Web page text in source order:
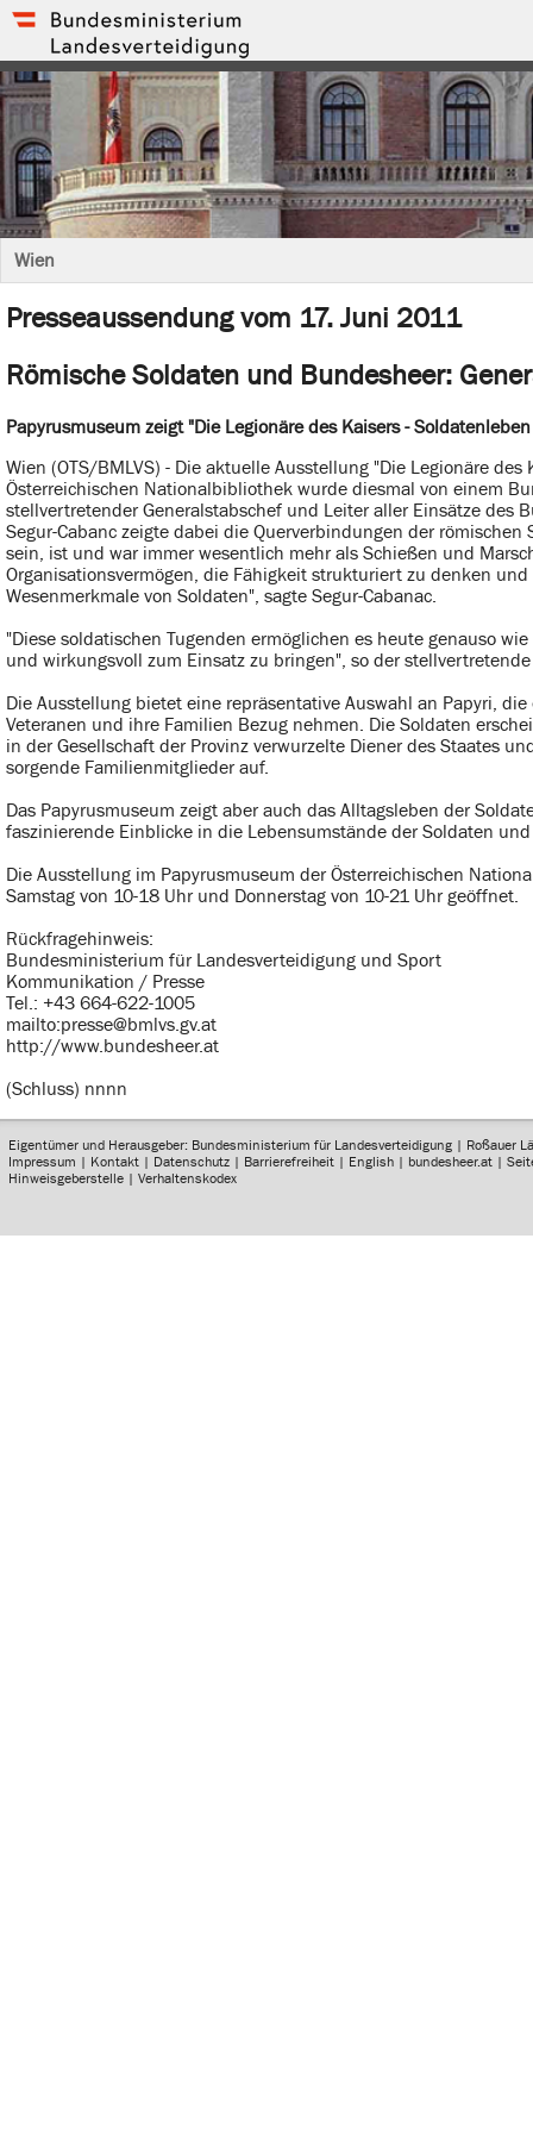
Wien
Presseaussendung vom 17. Juni 2011
Römische Soldaten und Bundesheer:
Papyrusmuseum zeigt "Die Legionäre des Kaisers -
Wien (OTS/BMLVS) - Die aktuelle Ausstellung "Die Legionäre
Österreichischen Nationalbibliothek wurde diesmal von einem
stellvertretender Generalstabschef und Leiter aller Einsätze des
Segur-Cabanc zeigte dabei die Querverbindungen der
sein, ist und war immer wesentlich mehr als Schießen und
Organisationsvermögen, die Fähigkeit strukturiert zu denken
Wesenmerkmale von Soldaten", sagte Segur-Cabanac.
"Diese soldatischen Tugenden ermöglichen es heute genauso
und wirkungsvoll zum Einsatz zu bringen", so der
Die Ausstellung bietet eine repräsentative Auswahl an Papyri,
Veteranen und ihre Familien Bezug nehmen. Die Soldaten
in der Gesellschaft der Provinz verwurzelte Diener des Staates
sorgende Familienmitglieder auf.
Das Papyrusmuseum zeigt aber auch das Alltagsleben der
faszinierende Einblicke in die Lebensumstände der Soldaten
Die Ausstellung im Papyrusmuseum der Österreichischen
Samstag von 10-18 Uhr und Donnerstag von 10-21 Uhr geöffnet.
Rückfragehinweis:
Bundesministerium für Landesverteidigung und Sport
Kommunikation / Presse
Tel.: +43 664-622-1005
mailto:presse@bmlvs.gv.at
http://www.bundesheer.at
(Schluss) nnnn
Eigentümer und Herausgeber: Bundesministerium für Landesverteidigung | Roßauer
Impressum | Kontakt | Datenschutz | Barrierefreiheit | English | bundesheer.at |
Hinweisgeberstelle |Verhaltenskodex